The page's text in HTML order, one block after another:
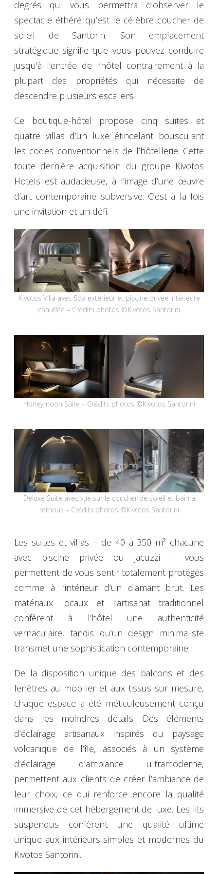
degrés qui vous permettra d’observer le
spectacle éthéré qu’est le célèbre coucher de
soleil de Santorin. Son emplacement
stratégique signifie que vous pouvez conduire
jusqu’à l’entrée de l’hôtel contrairement à la
plupart des propriétés qui nécessite de
descendre plusieurs escaliers.
Ce boutique-hôtel propose cinq suites et
quatre villas d’un luxe étincelant bousculant
les codes conventionnels de l’hôtellerie. Cette
toute dernière acquisition du groupe Kivotos
Hotels est audacieuse, à l’image d’une œuvre
d’art contemporaine subversive. C’est à la fois
une invitation et un défi.
Kivotos Villa avec Spa extérieur et piscine privée intérieure
chauffée – Crédits photos ©Kivotos Santorini
Honeymoon Suite – Crédits photos ©Kivotos Santorini
Deluxe Suite avec vue sur le coucher de soleil et bain à
remous – Crédits photos ©Kivotos Santorini
Les suites et villas – de 40 à 350 m² chacune
avec piscine privée ou jacuzzi – vous
permettent de vous sentir totalement protégés
comme à l’intérieur d’un diamant brut. Les
matériaux locaux et l’artisanat traditionnel
confèrent à l’hôtel une authenticité
vernaculaire, tandis qu’un design minimaliste
transmet une sophistication contemporaine.
De la disposition unique des balcons et des
fenêtres au mobilier et aux tissus sur mesure,
chaque espace a été méticuleusement conçu
dans les moindres détails. Des éléments
d’éclairage artisanaux inspirés du paysage
volcanique de l’île, associés à un système
d’éclairage d’ambiance ultramoderne,
permettent aux clients de créer l’ambiance de
leur choix, ce qui renforce encore la qualité
immersive de cet hébergement de luxe. Les lits
suspendus confèrent une qualité ultime
unique aux intérieurs simples et modernes du
Kivotos Santorini.